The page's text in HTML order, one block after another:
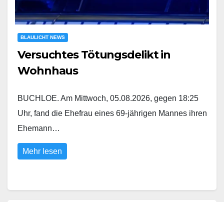
BLAULICHT NEWS
Versuchtes Tötungsdelikt in
Wohnhaus
BUCHLOE. Am Mittwoch, 05.08.2026, gegen 18:25
Uhr, fand die Ehefrau eines 69-jährigen Mannes ihren
Ehemann…
Mehr lesen